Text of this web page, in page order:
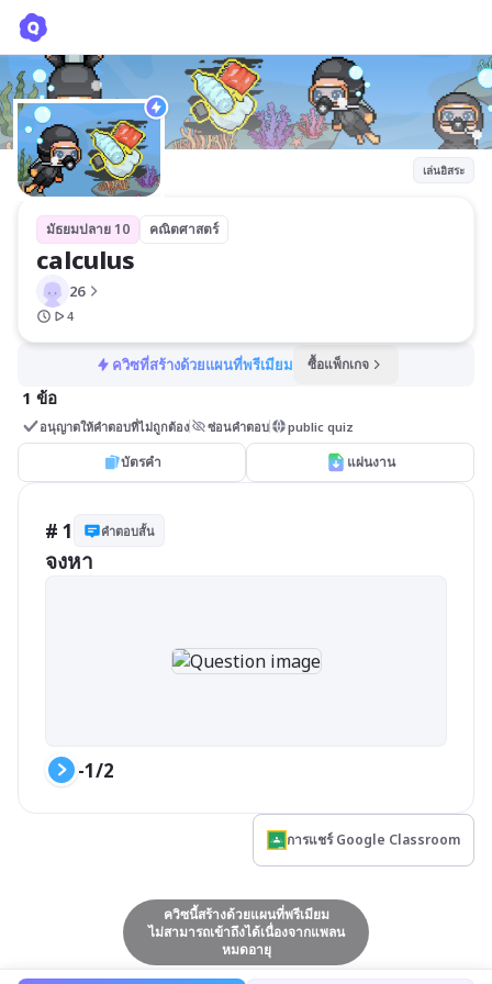
เล่นอิสระ
มัธยมปลาย 10 คณิตศาสตร์
calculus
26
4
ควิซที่สร้างด้วยแผนที่พรีเมียม ซื้อแพ็กเกจ
1 ข้อ
อนุญาตให้คำตอบที่ไม่ถูกต้อง ซ่อนคำตอบ public quiz
บัตรคำ แผ่นงาน
# 1 คำตอบสั้น
จงหา
-1/2
การแชร์ Google Classroom
ควิซนี้สร้างด้วยแผนที่พรีเมียม
ไม่สามารถเข้าถึงได้เนื่องจากแพลน
หมดอายุ